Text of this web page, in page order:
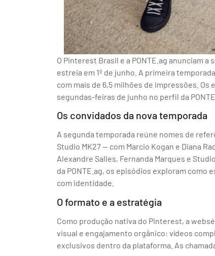
O Pinterest Brasil e a PONTE.ag anunciam
estreia em 1º de junho. A primeira
com mais de 6,5 milhões de impressões.
segundas-feiras de junho no perfil da
Os convidados da nova temporada
A segunda temporada reúne nomes de
Studio MK27 — com Marcio Kogan e Diana
Alexandre Salles, Fernanda Marques e
da PONTE.ag, os episódios exploram
com identidade.
O formato e a estratégia
Como produção nativa do Pinterest, a
visual e engajamento orgânico: vídeos
exclusivos dentro da plataforma. As